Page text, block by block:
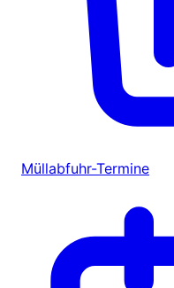
Müllabfuhr-Termine